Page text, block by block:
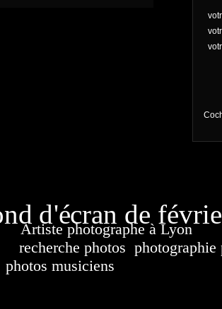
d'écran de
Artiste photographe à Lyon
recherche photos photographie
photos musiciens